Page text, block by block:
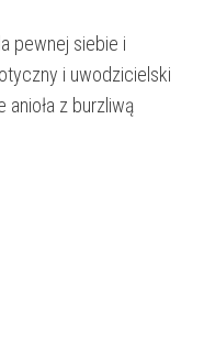
pewnej siebie i
i uwodzicielski
anioła z burzliwą